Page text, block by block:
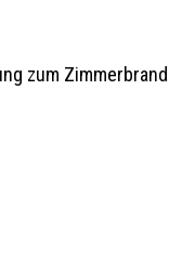
zum Zimmerbrand